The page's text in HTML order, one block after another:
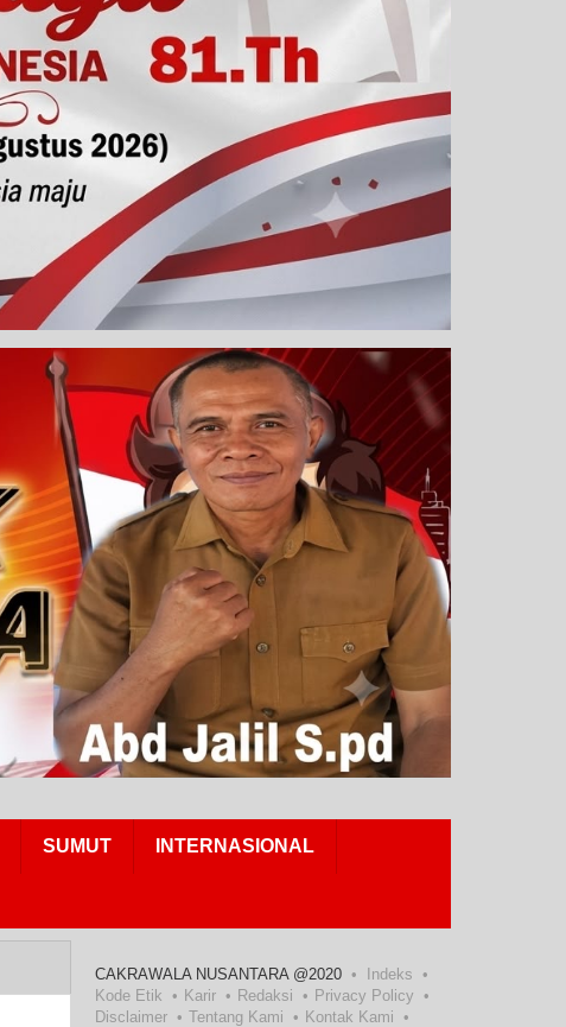
SUMUT INTERNASIONAL
CAKRAWALA NUSANTARA @2020
Indeks
Kode Etik
Karir Redaksi
Privacy Policy
Disclaimer
Tentang Kami
Kontak Kami